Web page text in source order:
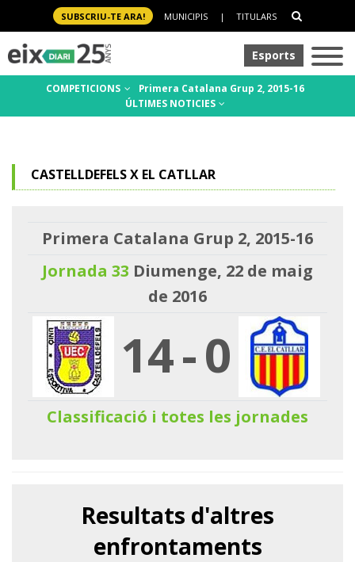
SUBSCRIU-TE ARA! MUNICIPIS | TITULARS
Esports
COMPETICIONS
Primera Catalana Grup 2, 2015-16
ÚLTIMES NOTICIES
CASTELLDEFELS X EL CATLLAR
Primera Catalana Grup 2, 2015-16
Jornada 33 Diumenge, 22 de maig
de 2016
14-0
Classificació i totes les jornades
Resultats d'altres
enfrontaments